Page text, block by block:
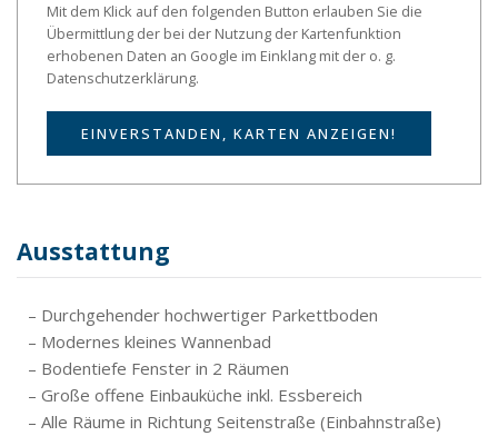
Mit dem Klick auf den folgenden Button erlauben Sie die
Übermittlung der bei der Nutzung der Kartenfunktion
erhobenen Daten an Google im Einklang mit der o. g.
Datenschutzerklärung.
EINVERSTANDEN, KARTEN ANZEIGEN!
Ausstattung
– Durchgehender hochwertiger Parkettboden
– Modernes kleines Wannenbad
– Bodentiefe Fenster in 2 Räumen
– Große offene Einbauküche inkl. Essbereich
– Alle Räume in Richtung Seitenstraße (Einbahnstraße)